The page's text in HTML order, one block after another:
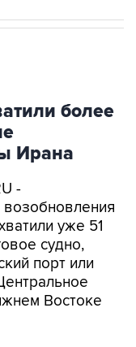
более
Ирана
-
уже 51
судно,
порт или
Востоке
CENTCOM